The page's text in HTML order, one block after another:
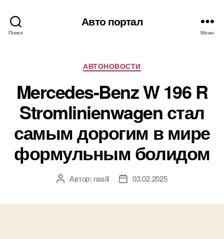
Поиск
Авто портал
Меню
Рубрики
АВТОНОВОСТИ
Mercedes-Benz W 196 R
Stromlinienwagen стал
самым дорогим в мире
формульным болидом
АвторАвтор: naslil
Дата03.02.2025